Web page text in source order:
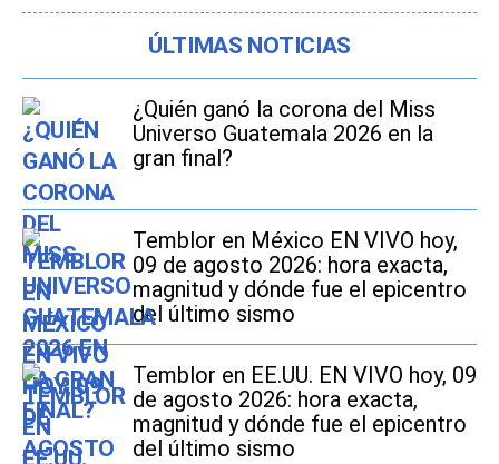
ÚLTIMAS NOTICIAS
¿Quién ganó la corona del Miss
Universo Guatemala 2026 en la
gran final?
Temblor en México EN VIVO hoy,
09 de agosto 2026: hora exacta,
magnitud y dónde fue el epicentro
del último sismo
Temblor en EE.UU. EN VIVO hoy, 09
de agosto 2026: hora exacta,
magnitud y dónde fue el epicentro
del último sismo